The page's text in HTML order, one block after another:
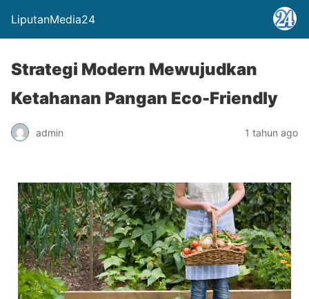
LiputanMedia24
Strategi Modern Mewujudkan
Ketahanan Pangan Eco-Friendly
admin 1 tahun ago